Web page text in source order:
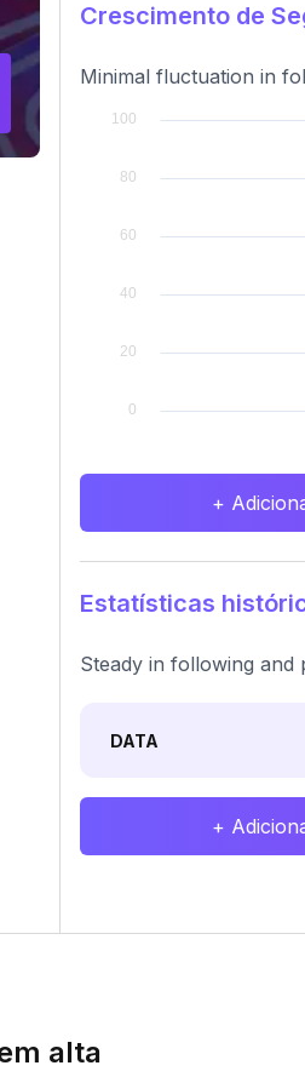
Crescimento de
Minimal fluctuation in
+
Estatísticas
Steady in following and
DATA
+
alta